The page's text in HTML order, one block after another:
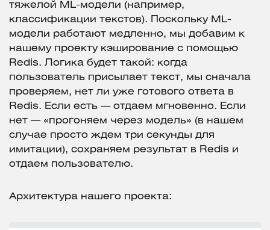
тяжелой ML-модели (например,
классификации текстов). Поскольку ML-
модели работают медленно, мы добавим к
нашему проекту кэширование с помощью
Redis. Логика будет такой: когда
пользователь присылает текст, мы сначала
проверяем, нет ли уже готового ответа в
Redis. Если есть — отдаем мгновенно. Если
нет — «прогоняем через модель» (в нашем
случае просто ждем три секунды для
имитации), сохраняем результат в Redis и
отдаем пользователю.
Архитектура нашего проекта: